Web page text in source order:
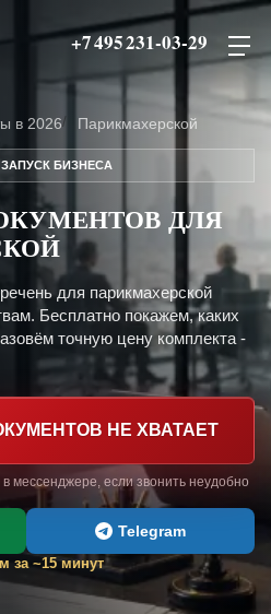
+7 495 231-03-29
в 2026 Парикмахерской
БИЗНЕСА
ДЛЯ
для парикмахерской
Бесплатно покажем, каких
точную цену комплекта -
НЕ ХВАТАЕТ
в мессенджере, если звонить неудобно
Telegram
за ~15 минут